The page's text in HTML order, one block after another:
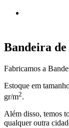
Bandeira
Fabricamos a
Estoque em
gr/m2.
Além disso, temos
qualquer outra